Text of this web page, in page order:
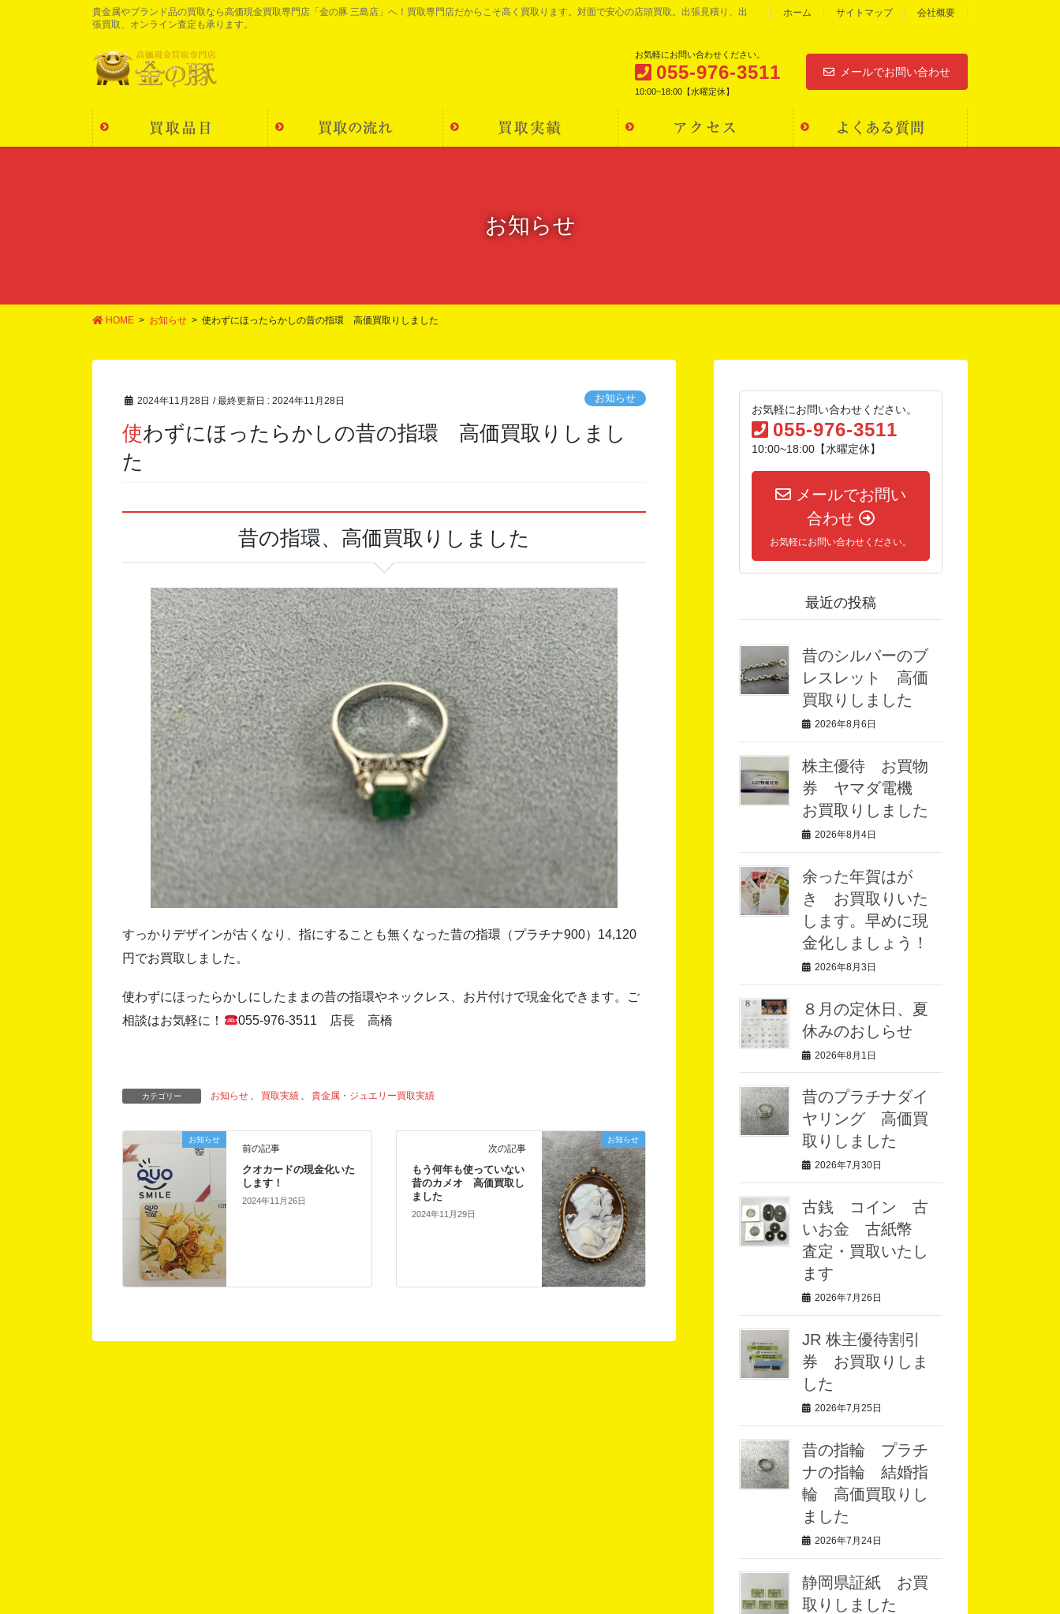
貴金属やブランド品の買取なら高価現金買取専門店「金の豚 三島店」へ！買取専門店だからこそ高く買取ります。対面で安心の店頭買取。出張見積り、出
張買取、オンライン査定も承ります。
ホーム サイトマップ 会社概要
お気軽にお問い合わせください。
055-976-3511
10:00~18:00【水曜定休】
メールでお問い合わせ
お知らせ
HOME お知らせ 使わずにほったらかしの昔の指環 高価買取りしました
2024年11月28日 / 最終更新日 :2024年11月28日 お知らせ
使わずにほったらかしの昔の指環 高価買取りしまし
た
昔の指環、高価買取りしました
すっかりデザインが古くなり、指にすることも無くなった昔の指環（プラチナ900）14,120
円でお買取しました。
使わずにほったらかしにしたままの昔の指環やネックレス、お片付けで現金化できます。ご
相談はお気軽に！
055-976-3511 店長 高橋
カテゴリー お知らせ 、 買取実績 、 貴金属・ジュエリー買取実績
お知らせ
前の記事
クオカードの現金化いた
します！
2024年11月26日
お知らせ
次の記事
もう何年も使っていない
昔のカメオ 高価買取し
ました
2024年11月29日
お気軽にお問い合わせください。
055-976-3511
10:00~18:00【水曜定休】
メールでお問い
合わせ
お気軽にお問い合わせください。
最近の投稿
昔のシルバーのブ
レスレット 高価
買取りしました
2026年8月6日
株主優待 お買物
券 ヤマダ電機
お買取りしました
2026年8月4日
余った年賀はが
き お買取りいた
します。早めに現
金化しましょう！
2026年8月3日
８月の定休日、夏
休みのおしらせ
2026年8月1日
昔のプラチナダイ
ヤリング 高価買
取りしました
2026年7月30日
古銭 コイン 古
いお金 古紙幣
査定・買取いたし
ます
2026年7月26日
JR 株主優待割引
券 お買取りしま
した
2026年7月25日
昔の指輪 プラチ
ナの指輪 結婚指
輪 高価買取りし
ました
2026年7月24日
静岡県証紙 お買
取りしました